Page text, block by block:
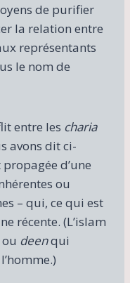
de purifier
la relation entre
représentants
le nom de
entre les charia
avons dit ci-
d’une
ou
– qui, ce qui est
récente. (L’islam
deenqui